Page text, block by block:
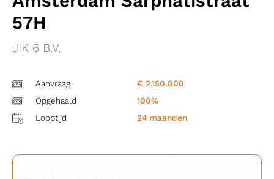
57H
JIK 6 B.V.
Aanvraag
Opgehaald
Looptijd
€ 2.150.000
100%
24 maanden